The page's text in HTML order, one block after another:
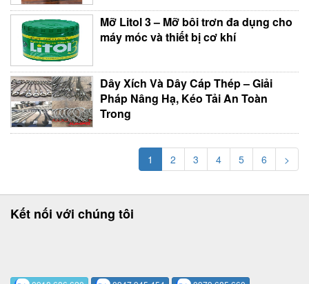
Mỡ Litol 3 – Mỡ bôi trơn đa dụng cho
máy móc và thiết bị cơ khí
Dây Xích Và Dây Cáp Thép – Giải
Pháp Nâng Hạ, Kéo Tải An Toàn
Trong
1 2 3 4 5 6 >
Kết nối với chúng tôi